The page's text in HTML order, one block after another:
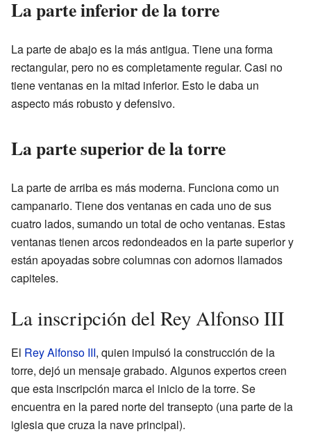
La parte inferior de la torre
La parte de abajo es la más antigua. Tiene una forma
rectangular, pero no es completamente regular. Casi no
tiene ventanas en la mitad inferior. Esto le daba un
aspecto más robusto y defensivo.
La parte superior de la torre
La parte de arriba es más moderna. Funciona como un
campanario. Tiene dos ventanas en cada uno de sus
cuatro lados, sumando un total de ocho ventanas. Estas
ventanas tienen arcos redondeados en la parte superior y
están apoyadas sobre columnas con adornos llamados
capiteles.
La inscripción del Rey Alfonso III
El Rey Alfonso III, quien impulsó la construcción de la
torre, dejó un mensaje grabado. Algunos expertos creen
que esta inscripción marca el inicio de la torre. Se
encuentra en la pared norte del transepto (una parte de la
iglesia que cruza la nave principal).